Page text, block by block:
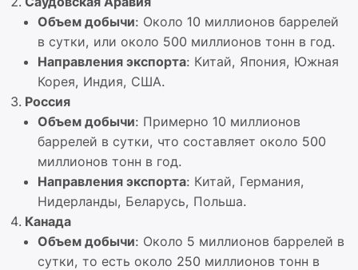
Объем добычи: Около 10 миллионов баррелей
в сутки, или около 500 миллионов тонн в год.
Направления экспорта: Китай, Япония, Южная
Корея, Индия, США.
Россия
Объем добычи: Примерно 10 миллионов
баррелей в сутки, что составляет около 500
миллионов тонн в год.
Направления экспорта: Китай, Германия,
Нидерланды, Беларусь, Польша.
Канада
Объем добычи: Около 5 миллионов баррелей в
сутки, то есть около 250 миллионов тонн в